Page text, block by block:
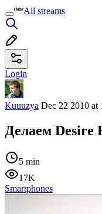
All streams
Login
Kuuuzya Dec 22 2010 at
Делаем Desire
5 min
17K
Smartphones